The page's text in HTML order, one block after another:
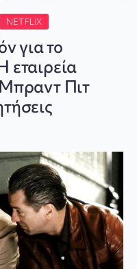
NETFLIX
για το
Πιτ